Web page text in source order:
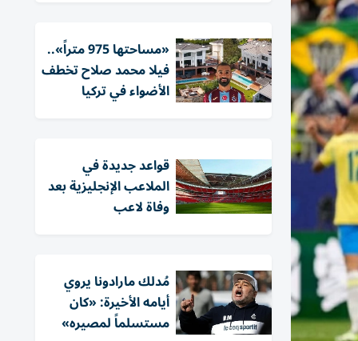
«مساحتها 975 متراً»..
فيلا محمد صلاح تخطف
الأضواء في تركيا
قواعد جديدة في
الملاعب الإنجليزية بعد
وفاة لاعب
مُدلك مارادونا يروي
أيامه الأخيرة: «كان
مستسلماً لمصيره»